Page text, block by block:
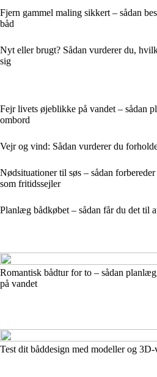
Fjern gammel maling sikkert – sådan
båd
Nyt eller brugt? Sådan vurderer du,
sig
Fejr livets øjeblikke på vandet – sådan
ombord
Vejr og vind: Sådan vurderer du
Nødsituationer til søs – sådan
som fritidssejler
Planlæg bådkøbet – sådan får du det til
Romantisk bådtur for to – sådan
på vandet
Test dit båddesign med modeller og